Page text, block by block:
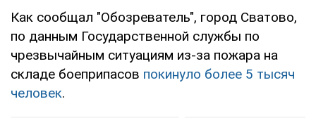
Как сообщал "Обозреватель", город Сватово,
по данным Государственной службы по
чрезвычайным ситуациям из-за пожара на
складе боеприпасов покинуло более 5 тысяч
человек.